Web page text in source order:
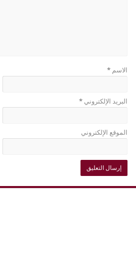
الاسم*
البريد الإلكتروني*
الموقع الإلكتروني